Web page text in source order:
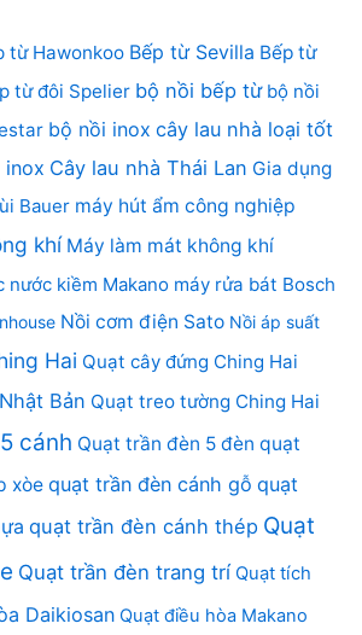
từ Hawonkoo Bếp từ Sevilla Bếp từ
từ đôi Spelier bộ nồi bếp từ bộ nồi
bộ nồi inox cây lau nhà loại tốt
inox Cây lau nhà Thái Lan Gia dụng
Bauer máy hút ẩm công nghiệp
khí Máy làm mát không khí
nước kiềm Makano máy rửa bát Bosch
Nồi cơm điện Sato Nồi áp suất
Hai Quạt cây đứng Ching Hai
Bản Quạt treo tường Ching Hai
cánh Quạt trần đèn 5 đèn quạt
xòe quạt trần đèn cánh gỗ quạt
quạt trần đèn cánh thép Quạt
Quạt trần đèn trang trí Quạt tích
Daikiosan Quạt điều hòa Makano